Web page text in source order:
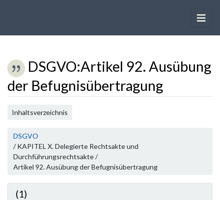
DSGVO:Artikel 92. Ausübung
der Befugnisübertragung
Wechseln zu:Navigation
Inhaltsverzeichnis
DSGVO
/ KAPITEL X. Delegierte Rechtsakte und
Durchführungsrechtsakte /
Artikel 92. Ausübung der Befugnisübertragung
(1)